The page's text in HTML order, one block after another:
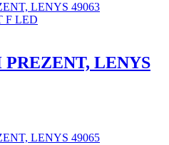
LENYS